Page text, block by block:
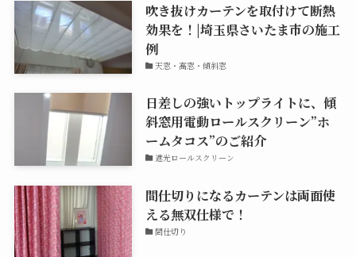
吹き抜けカーテンを取付けて断熱
効果を！|埼玉県さいたま市の施工
例
天窓・高窓・傾斜窓
日差しの強いトップライトに、傾
斜窓用電動ロールスクリーン”ホ
ームタコス”のご紹介
遮光ロールスクリーン
間仕切りになるカーテンは両面使
える無双仕様で！
間仕切り